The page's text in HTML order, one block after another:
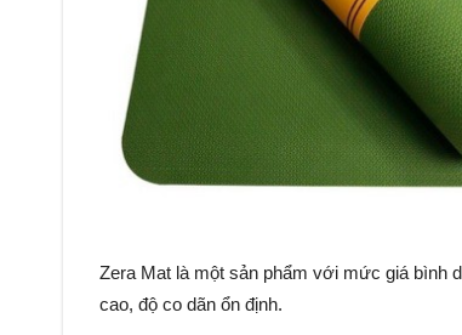
Zera Mat là một sản phẩm với mức giá bình
cao, độ co dãn ổn định.